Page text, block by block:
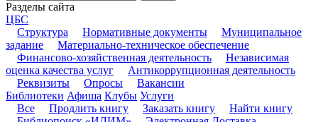
Разделы сайта
ЦБС
Структура
Нормативные документы
Муниципальное
задание
Материально-техническое обеспечение
Финансово-хозяйственная деятельность
Независимая
оценка качества услуг
Антикоррупционная деятельность
Реквизиты
Опросы
Вакансии
Библиотеки Афиша Клубы Услуги
Все
Продлить книгу Заказать книгу
Найти книгу